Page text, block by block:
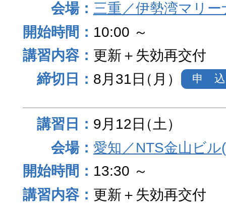
三重／伊勢湾マリー
10:00 ～
更新＋失効再交付
8月31日（月） 申 込
9月12日（土）
愛知／NTS金山ビ
13:30 ～
更新＋失効再交付